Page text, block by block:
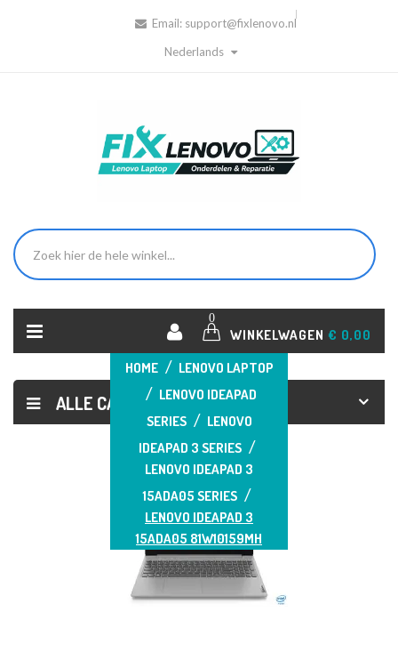
Email: support@fixlenovo.nl
Nederlands
0
WINKELWAGEN € 0,00
ALLE CATEGORIEËN
HOME
LENOVO LAPTOP
LENOVO IDEAPAD
SERIES
LENOVO
IDEAPAD 3 SERIES
LENOVO IDEAPAD 3
15ADA05 SERIES
LENOVO IDEAPAD 3
15ADA05 81W10159MH